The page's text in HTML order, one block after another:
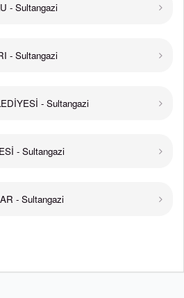
- Sultangazi
- Sultangazi
- Sultangazi
- Sultangazi
- Sultangazi